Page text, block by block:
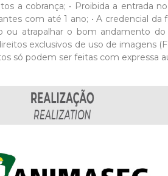
a cobrança; • Proibida a
com até 1 ano; • A credencial
atrapalhar o bom andamento
exclusivos de uso de imagens
só podem ser feitas com expressa